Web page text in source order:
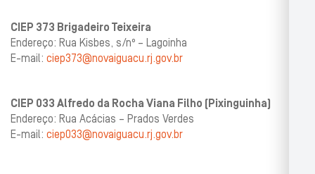
CIEP 373 Brigadeiro Teixeira
Endereço: Rua Kisbes, s/nº – Lagoinha
E-mail: ciep373@novaiguacu.rj.gov.br
CIEP 033 Alfredo da Rocha Viana Filho (Pixinguinha)
Endereço: Rua Acácias – Prados Verdes
E-mail: ciep033@novaiguacu.rj.gov.br